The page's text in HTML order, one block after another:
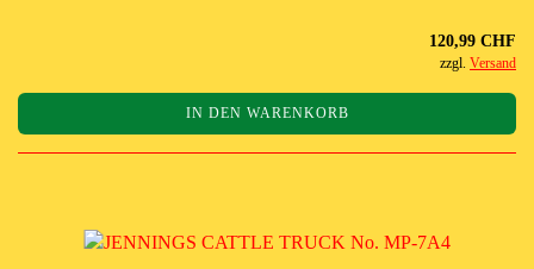
120,99 CHF
zzgl. Versand
IN DEN WARENKORB